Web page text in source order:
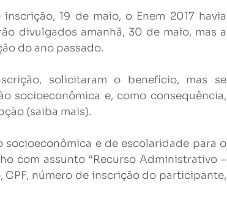
19 de maio, o Enem 2017 havia
divulgados amanhã, 30 de maio, mas a
do ano passado.
solicitaram o benefício, mas se
socioeconômica e, como consequência,
(saiba mais).
socioeconômica e de escolaridade para o
com assunto “Recurso Administrativo –
CPF, número de inscrição do participante,